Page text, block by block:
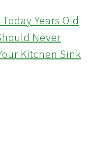
Years Old
Never
Kitchen Sink